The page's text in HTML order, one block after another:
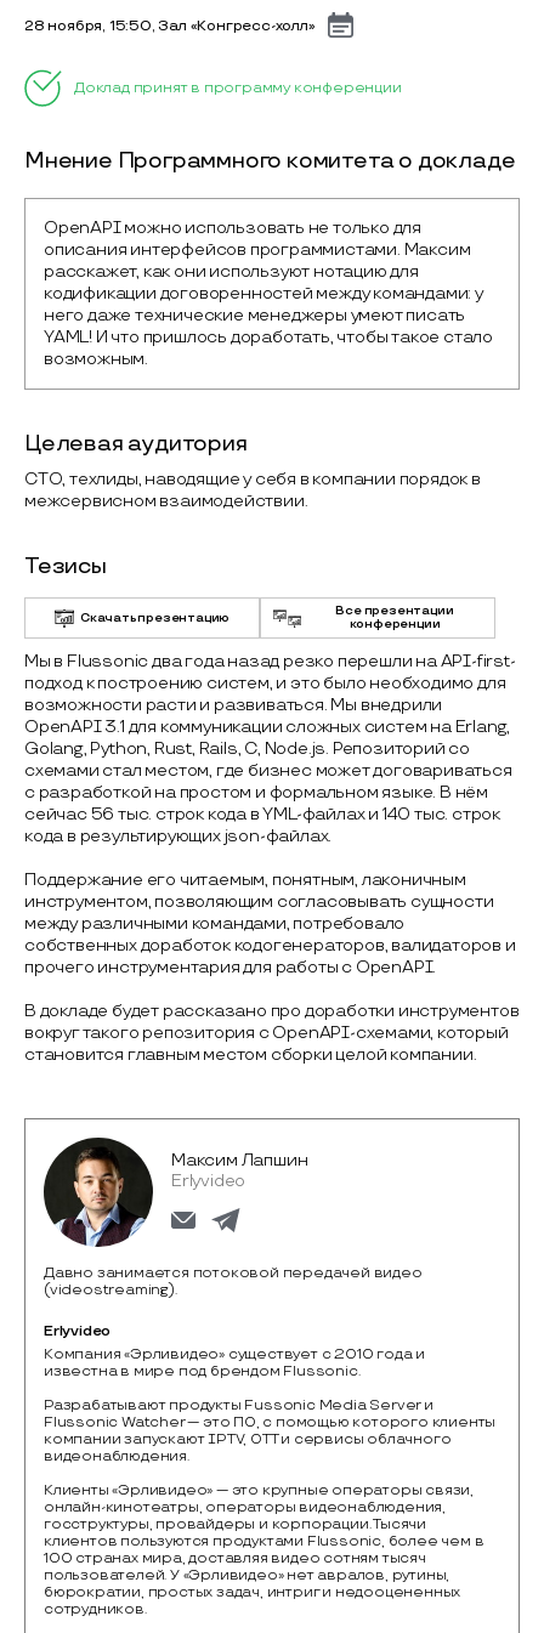
28 ноября, 15:50, Зал «Конгресс-холл»
Доклад принят в программу конференции
Мнение Программного комитета о докладе
OpenAPI можно использовать не только для
описания интерфейсов программистами. Максим
расскажет, как они используют нотацию для
кодификации договоренностей между командами: у
него даже технические менеджеры умеют писать
YAML! И что пришлось доработать, чтобы такое стало
возможным.
Целевая аудитория
CTO, техлиды, наводящие у себя в компании порядок в
межсервисном взаимодействии.
Тезисы
Скачать презентацию
Все презентации
конференции
Мы в Flussonic два года назад резко перешли на API-first-
подход к построению систем, и это было необходимо для
возможности расти и развиваться. Мы внедрили
OpenAPI 3.1 для коммуникации сложных систем на Erlang,
Golang, Python, Rust, Rails, C, Node.js. Репозиторий со
схемами стал местом, где бизнес может договариваться
с разработкой на простом и формальном языке. В нём
сейчас 56 тыс. строк кода в YML-файлах и 140 тыс. строк
кода в результирующих json-файлах.
Поддержание его читаемым, понятным, лаконичным
инструментом, позволяющим согласовывать сущности
между различными командами, потребовало
собственных доработок кодогенераторов, валидаторов и
прочего инструментария для работы с OpenAPI.
В докладе будет рассказано про доработки инструментов
вокруг такого репозитория с OpenAPI-схемами, который
становится главным местом сборки целой компании.
Максим Лапшин
Erlyvideo
Давно занимается потоковой передачей видео
(videostreaming).
Erlyvideo
Компания «Эрливидео» cуществует с 2010 года и
известна в мире под брендом Flussonic.
Разрабатывают продукты Fussonic Media Server и
Flussonic Watcher — это ПО, с помощью которого клиенты
компании запускают IPTV, OTT и сервисы облачного
видеонаблюдения.
Клиенты «Эрливидео» — это крупные операторы связи,
онлайн-кинотеатры, операторы видеонаблюдения,
госструктуры, провайдеры и корпорации. Тысячи
клиентов пользуются продуктами Flussonic, более чем в
100 странах мира, доставляя видео сотням тысяч
пользователей. У «Эрливидео» нет авралов, рутины,
бюрократии, простых задач, интриг и недооцененных
сотрудников.